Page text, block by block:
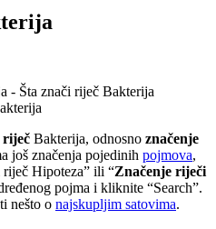
riječ Bakterija, odnosno značenje
još značenja pojedinih pojmova,
riječ Hipoteza” ili “Značenje riječi
pojma i kliknite “Search”.
nešto o najskupljim satovima.